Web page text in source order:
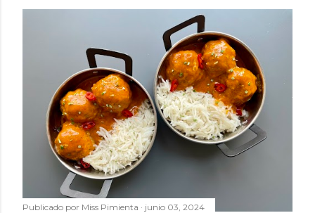
Publicado por Miss Pimienta junio 03, 2024